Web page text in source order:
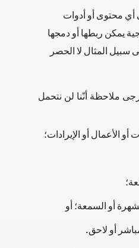
أي محتوى أو أدوات
يمكن ربطها أو دمجها
سبيل المثال لا الحصر
ملاحظة أنّنا لن نتحمل
أو الأعمال أو الإيرادات؛
أو السمعة؛ أو
أو لاحق.